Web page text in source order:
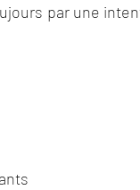
par une